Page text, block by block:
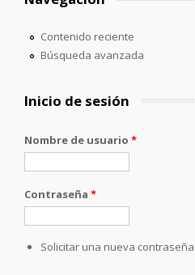
Contenido reciente
Búsqueda avanzada
Inicio de sesión
Nombre de usuario *
Contraseña *
Solicitar una nueva contraseña